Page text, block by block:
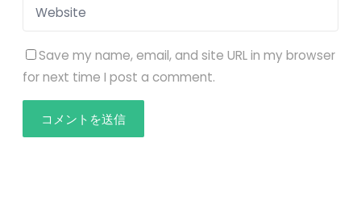
Save my name, email, and site URL in my browser
for next time I post a comment.